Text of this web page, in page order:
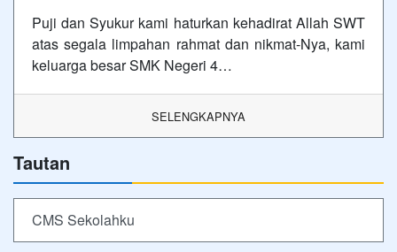
Puji dan Syukur kami haturkan kehadirat Allah SWT
atas segala limpahan rahmat dan nikmat-Nya, kami
keluarga besar SMK Negeri 4…
SELENGKAPNYA
Tautan
CMS Sekolahku